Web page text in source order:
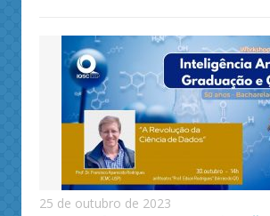
25 de outubro de 2023